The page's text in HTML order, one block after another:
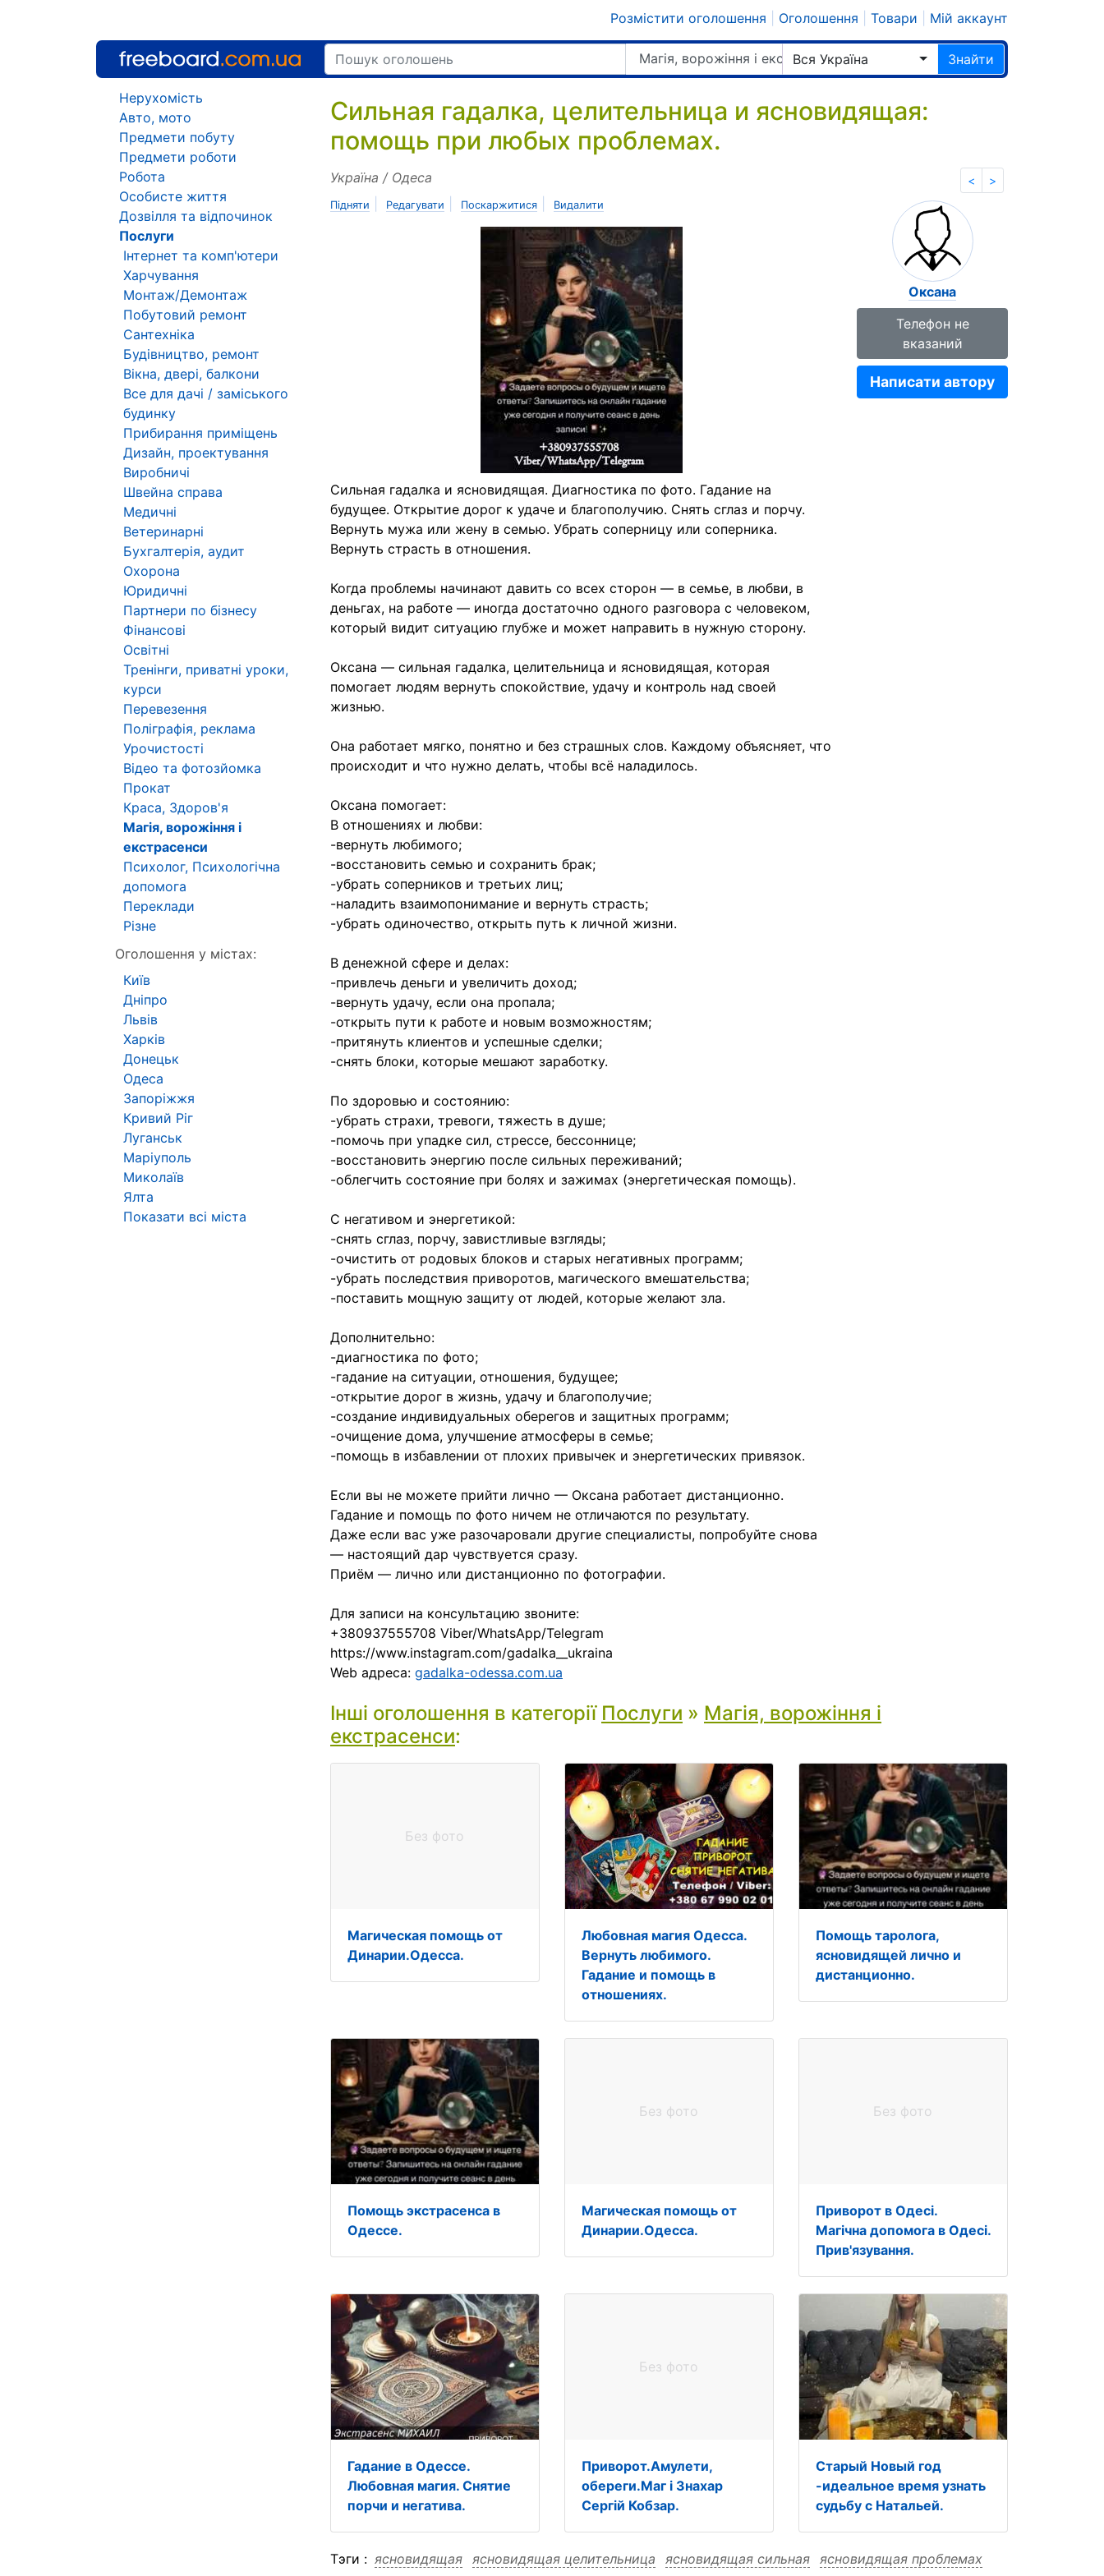
Розмістити оголошення Оголошення Товари Мій аккаунт
Магія, ворожіння і екстрасенси
Вся Україна Знайти
Сильная гадалка, целительница и ясновидящая:
помощь при любых проблемах.
< >
Україна / Одеса
Підняти Редагувати Поскаржитися Видалити
Сильная гадалка и ясновидящая. Диагностика по фото. Гадание на
будущее. Открытие дорог к удаче и благополучию. Снять сглаз и порчу.
Вернуть мужа или жену в семью. Убрать соперницу или соперника.
Вернуть страсть в отношения.
Когда проблемы начинают давить со всех сторон — в семье, в любви, в
деньгах, на работе — иногда достаточно одного разговора с человеком,
который видит ситуацию глубже и может направить в нужную сторону.
Оксана — сильная гадалка, целительница и ясновидящая, которая
помогает людям вернуть спокойствие, удачу и контроль над своей
жизнью.
Она работает мягко, понятно и без страшных слов. Каждому объясняет, что
происходит и что нужно делать, чтобы всё наладилось.
Оксана помогает:
В отношениях и любви:
-вернуть любимого;
-восстановить семью и сохранить брак;
-убрать соперников и третьих лиц;
-наладить взаимопонимание и вернуть страсть;
-убрать одиночество, открыть путь к личной жизни.
В денежной сфере и делах:
-привлечь деньги и увеличить доход;
-вернуть удачу, если она пропала;
-открыть пути к работе и новым возможностям;
-притянуть клиентов и успешные сделки;
-снять блоки, которые мешают заработку.
По здоровью и состоянию:
-убрать страхи, тревоги, тяжесть в душе;
-помочь при упадке сил, стрессе, бессоннице;
-восстановить энергию после сильных переживаний;
-облегчить состояние при болях и зажимах (энергетическая помощь).
С негативом и энергетикой:
-снять сглаз, порчу, завистливые взгляды;
-очистить от родовых блоков и старых негативных программ;
-убрать последствия приворотов, магического вмешательства;
-поставить мощную защиту от людей, которые желают зла.
Дополнительно:
-диагностика по фото;
-гадание на ситуации, отношения, будущее;
-открытие дорог в жизнь, удачу и благополучие;
-создание индивидуальных оберегов и защитных программ;
-очищение дома, улучшение атмосферы в семье;
-помощь в избавлении от плохих привычек и энергетических привязок.
Если вы не можете прийти лично — Оксана работает дистанционно.
Гадание и помощь по фото ничем не отличаются по результату.
Даже если вас уже разочаровали другие специалисты, попробуйте снова
— настоящий дар чувствуется сразу.
Приём — лично или дистанционно по фотографии.
Для записи на консультацию звоните:
+380937555708 Viber/WhatsApp/Telegram
https://www.instagram.com/gadalka__ukraina
Web адреса: gadalka-odessa.com.ua
Оксана
Телефон не
вказаний
Написати автору
Інші оголошення в категорії Послуги » Магія, ворожіння і
екстрасенси:
Без фото
Магическая помощь от
Динарии.Одесса.
Любовная магия Одесса.
Вернуть любимого.
Гадание и помощь в
отношениях.
Помощь таролога,
ясновидящей лично и
дистанционно.
Помощь экстрасенса в
Одессе.
Без фото
Магическая помощь от
Динарии.Одесса.
Без фото
Приворот в Одесі.
Магічна допомога в Одесі.
Прив'язування.
Гадание в Одессе.
Любовная магия. Снятие
порчи и негатива.
Без фото
Приворот.Амулети,
обереги.Маг і Знахар
Сергій Кобзар.
Старый Новый год
-идеальное время узнать
судьбу с Натальей.
Тэги : ясновидящая ясновидящая целительница ясновидящая сильная ясновидящая проблемах
Нерухомість
Авто, мото
Предмети побуту
Предмети роботи
Робота
Особисте життя
Дозвілля та відпочинок
Послуги
Інтернет та комп'ютери
Харчування
Монтаж/Демонтаж
Побутовий ремонт
Сантехніка
Будівництво, ремонт
Вікна, двері, балкони
Все для дачі / заміського
будинку
Прибирання приміщень
Дизайн, проектування
Виробничі
Швейна справа
Медичні
Ветеринарні
Бухгалтерія, аудит
Охорона
Юридичні
Партнери по бізнесу
Фінансові
Освітні
Тренінги, приватні уроки,
курси
Перевезення
Поліграфія, реклама
Урочистості
Відео та фотозйомка
Прокат
Краса, Здоров'я
Магія, ворожіння і
екстрасенси
Психолог, Психологічна
допомога
Переклади
Різне
Оголошення у містах:
Київ
Дніпро
Львів
Харків
Донецьк
Одеса
Запоріжжя
Кривий Ріг
Луганськ
Маріуполь
Миколаїв
Ялта
Показати всі міста